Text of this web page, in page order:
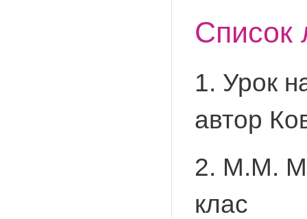
Список
1. Урок
автор
2. М.М.
клас